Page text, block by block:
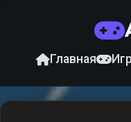
Главная